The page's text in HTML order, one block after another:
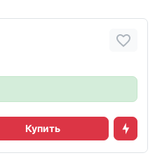
Купить